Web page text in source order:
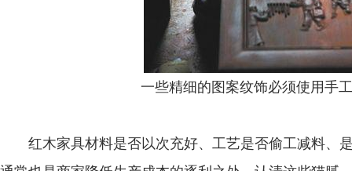
一些精细的图案纹饰必须使用手工
红木家具材料是否以次充好、工艺是否偷工减料、